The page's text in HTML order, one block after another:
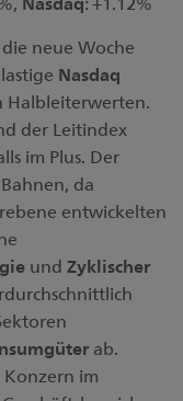
neue Woche
Nasdaq
Halbleiterwerten.
der Leitindex
im Plus. Der
da
entwickelten
und Zyklischer
ab.
im